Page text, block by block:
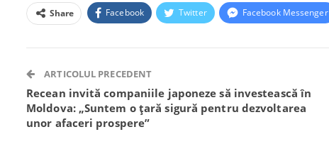
Share Facebook Twitter Facebook Messenger
ARTICOLUL PRECEDENT
Recean invită companiile japoneze să investească în
Moldova: „Suntem o țară sigură pentru dezvoltarea
unor afaceri prospere”